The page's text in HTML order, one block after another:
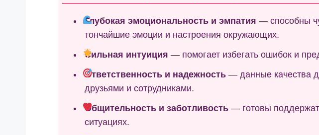
Глубокая эмоциональность и эмпатия — способны
тончайшие эмоции и настроения окружающих.
Сильная интуиция — помогает избегать ошибок и
Ответственность и надежность — данные качества
друзьями и сотрудниками.
Общительность и заботливость — готовы
ситуациях.